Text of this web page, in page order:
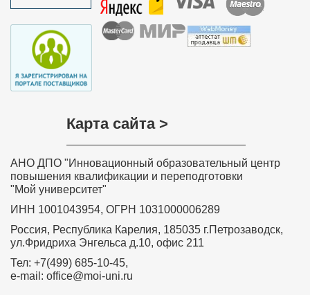
Нажмите на изображение, чтобы
документ
Карта сайта >
АНО ДПО "Инновационный образовательный центр
повышения квалификации и переподготовки
"Мой университет"
ИНН 1001043954, ОГРН 1031000006289
Россия, Республика Карелия, 185035 г.Петрозаводск,
ул.Фридриха Энгельса д.10, офис 211
Тел: +7(499) 685-10-45,
e-mail: office@moi-uni.ru